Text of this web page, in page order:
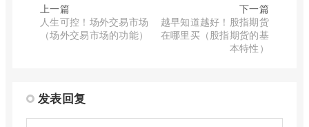
上一篇
人生可控！场外交易市场
（场外交易市场的功能）
下一篇
越早知道越好！股指期货
在哪里买（股指期货的基
本特性）
发表回复